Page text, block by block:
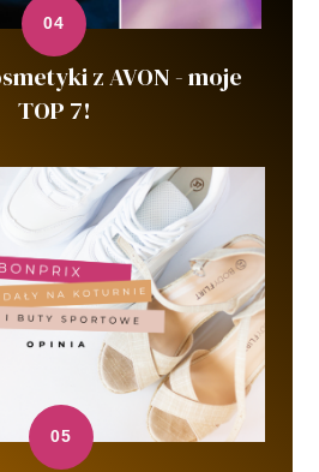
z AVON - moje
TOP 7!